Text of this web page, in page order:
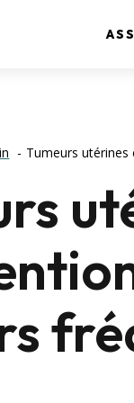
Tumeurs